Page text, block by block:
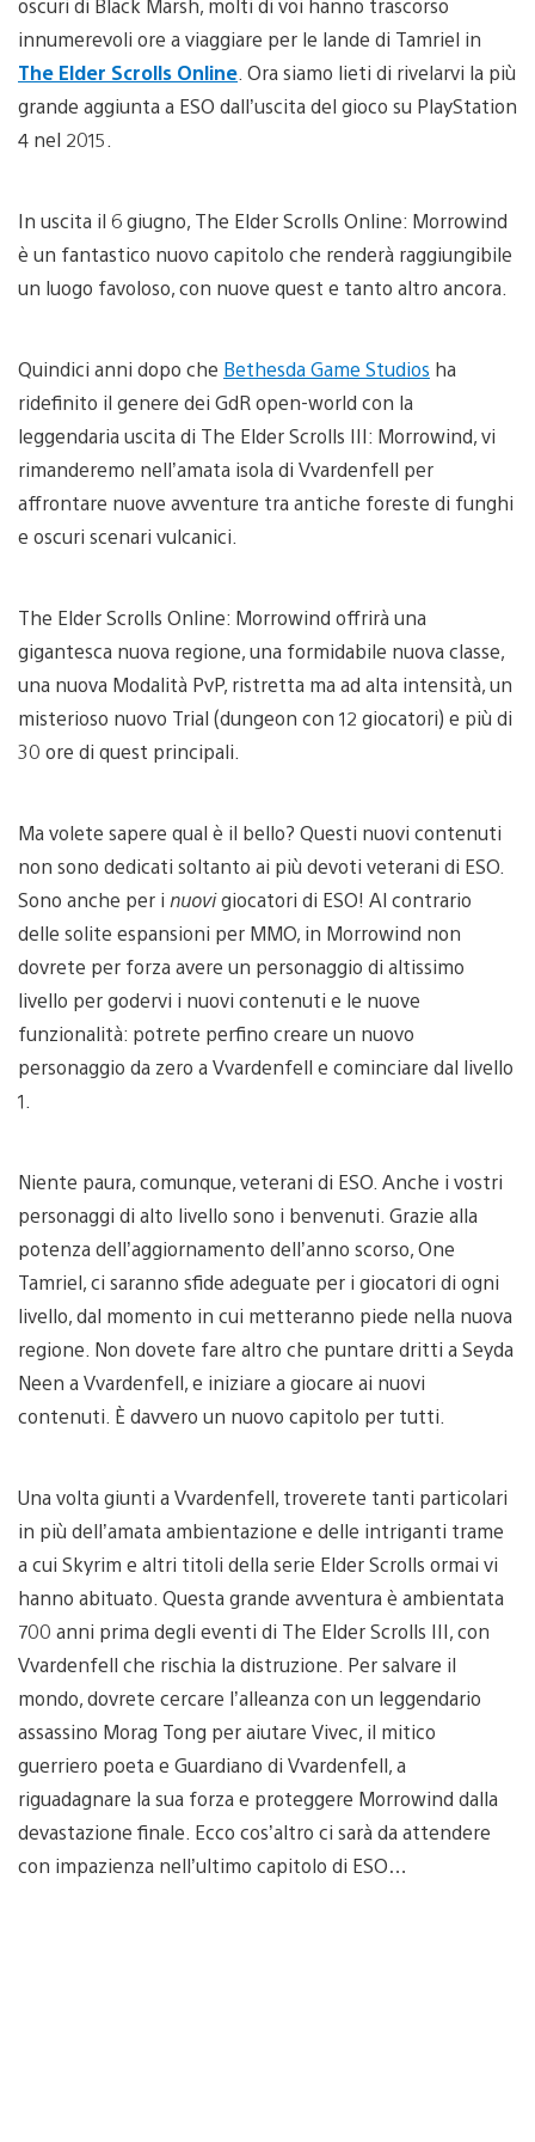
innumerevoli ore a viaggiare per le lande di Tamriel in
The Elder Scrolls Online . Ora siamo lieti di rivelarvi la più
grande aggiunta a ESO dall’uscita del gioco su PlayStation
4 nel 2015.
In uscita il 6 giugno, The Elder Scrolls Online: Morrowind
è un fantastico nuovo capitolo che renderà raggiungibile
un luogo favoloso, con nuove quest e tanto altro ancora.
Quindici anni dopo che Bethesda Game Studios ha
ridefinito il genere dei GdR open-world con la
leggendaria uscita di The Elder Scrolls III: Morrowind, vi
rimanderemo nell’amata isola di Vvardenfell per
affrontare nuove avventure tra antiche foreste di funghi
e oscuri scenari vulcanici.
The Elder Scrolls Online: Morrowind offrirà una
gigantesca nuova regione, una formidabile nuova classe,
una nuova Modalità PvP, ristretta ma ad alta intensità, un
misterioso nuovo Trial (dungeon con 12 giocatori) e più di
30 ore di quest principali.
Ma volete sapere qual è il bello? Questi nuovi contenuti
non sono dedicati soltanto ai più devoti veterani di ESO.
Sono anche per i nuovigiocatori di ESO! Al contrario
delle solite espansioni per MMO, in Morrowind non
dovrete per forza avere un personaggio di altissimo
livello per godervi i nuovi contenuti e le nuove
funzionalità: potrete perfino creare un nuovo
personaggio da zero a Vvardenfell e cominciare dal livello
1.
Niente paura, comunque, veterani di ESO. Anche i vostri
personaggi di alto livello sono i benvenuti. Grazie alla
potenza dell’aggiornamento dell’anno scorso, One
Tamriel, ci saranno sfide adeguate per i giocatori di ogni
livello, dal momento in cui metteranno piede nella nuova
regione. Non dovete fare altro che puntare dritti a Seyda
Neen a Vvardenfell, e iniziare a giocare ai nuovi
contenuti. È davvero un nuovo capitolo per tutti.
Una volta giunti a Vvardenfell, troverete tanti particolari
in più dell’amata ambientazione e delle intriganti trame
a cui Skyrim e altri titoli della serie Elder Scrolls ormai vi
hanno abituato. Questa grande avventura è ambientata
700 anni prima degli eventi di The Elder Scrolls III, con
Vvardenfell che rischia la distruzione. Per salvare il
mondo, dovrete cercare l’alleanza con un leggendario
assassino Morag Tong per aiutare Vivec, il mitico
guerriero poeta e Guardiano di Vvardenfell, a
riguadagnare la sua forza e proteggere Morrowind dalla
devastazione finale. Ecco cos’altro ci sarà da attendere
con impazienza nell’ultimo capitolo di ESO…